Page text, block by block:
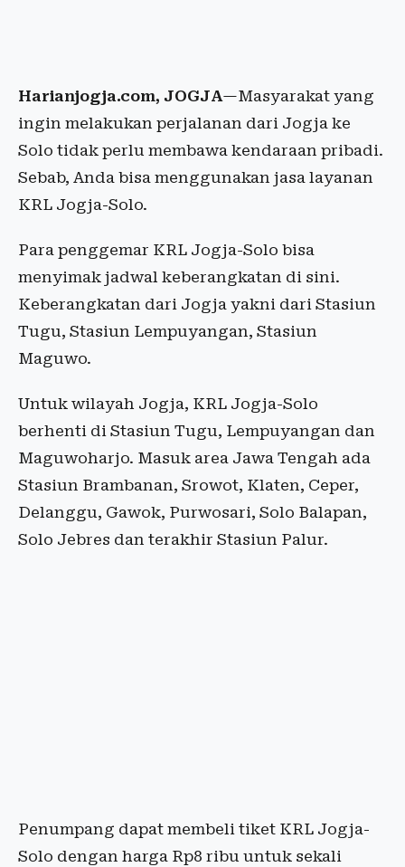
Harianjogja.com, JOGJA—Masyarakat yang
ingin melakukan perjalanan dari Jogja ke
Solo tidak perlu membawa kendaraan pribadi.
Sebab, Anda bisa menggunakan jasa layanan
KRL Jogja-Solo.
Para penggemar KRL Jogja-Solo bisa
menyimak jadwal keberangkatan di sini.
Keberangkatan dari Jogja yakni dari Stasiun
Tugu, Stasiun Lempuyangan, Stasiun
Maguwo.
Untuk wilayah Jogja, KRL Jogja-Solo
berhenti di Stasiun Tugu, Lempuyangan dan
Maguwoharjo. Masuk area Jawa Tengah ada
Stasiun Brambanan, Srowot, Klaten, Ceper,
Delanggu, Gawok, Purwosari, Solo Balapan,
Solo Jebres dan terakhir Stasiun Palur.
Penumpang dapat membeli tiket KRL Jogja-
Solo dengan harga Rp8 ribu untuk sekali